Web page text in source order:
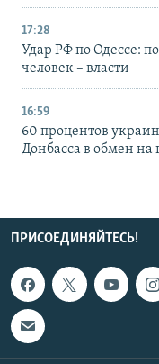
17:28
Удар РФ по Одессе:
человек – власти
16:59
60 процентов
Донбасса в обмен на
ПРИСОЕДИНЯЙТЕСЬ!